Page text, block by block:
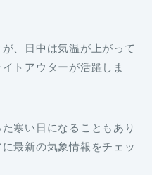
、日中は気温が上がって
トアウターが活躍しま
寒い日になることもあり
最新の気象情報をチェッ